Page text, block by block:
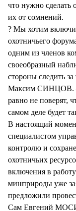
что нужно сделать
их от сомнений.
? Мы хотим
охотничьего
одним из членов
своеобразный
стороны следить
Максим СИНЦОВ. —
равно не поверят,
самом деле будет
В настоящий
специалистом
контролю и
охотничьих
включения в
минприроды уже
предложили
Сам Евгений